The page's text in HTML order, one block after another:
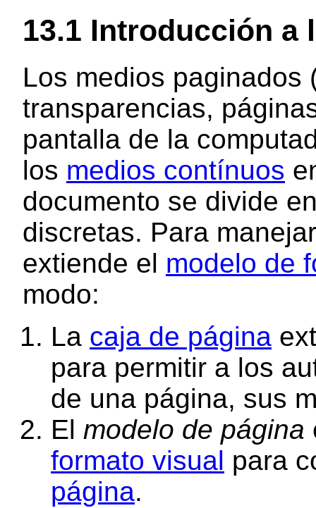
13.1 Introducción a
Los medios paginados
transparencias,
pantalla de la
los medios contínuos
documento se divide
discretas. Para
extiende el modelo de
modo:
La caja de página
para permitir a los
de una página, sus
El modelo de página
formato visual para
página.